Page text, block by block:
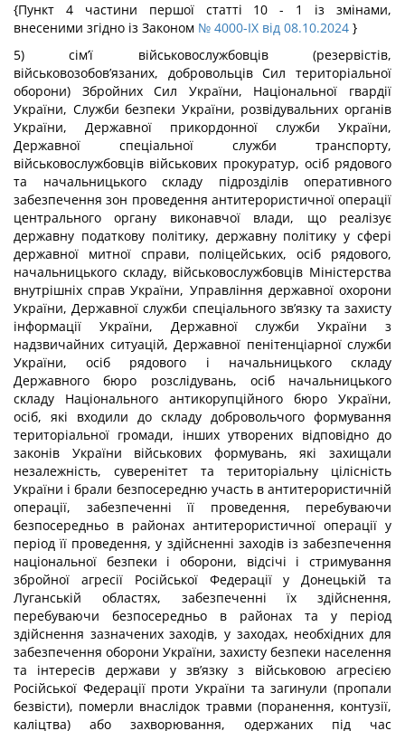
{Пункт 4 частини першої статті 10 - 1 із змінами,
внесеними згідно із Законом № 4000-IX від 08.10.2024 }
5) сім’ї військовослужбовців (резервістів,
військовозобов’язаних, добровольців Сил територіальної
оборони) Збройних Сил України, Національної гвардії
України, Служби безпеки України, розвідувальних органів
України, Державної прикордонної служби України,
Державної спеціальної служби транспорту,
військовослужбовців військових прокуратур, осіб рядового
та начальницького складу підрозділів оперативного
забезпечення зон проведення антитерористичної операції
центрального органу виконавчої влади, що реалізує
державну податкову політику, державну політику у сфері
державної митної справи, поліцейських, осіб рядового,
начальницького складу, військовослужбовців Міністерства
внутрішніх справ України, Управління державної охорони
України, Державної служби спеціального зв’язку та захисту
інформації України, Державної служби України з
надзвичайних ситуацій, Державної пенітенціарної служби
України, осіб рядового і начальницького складу
Державного бюро розслідувань, осіб начальницького
складу Національного антикорупційного бюро України,
осіб, які входили до складу добровольчого формування
територіальної громади, інших утворених відповідно до
законів України військових формувань, які захищали
незалежність, суверенітет та територіальну цілісність
України і брали безпосередню участь в антитерористичній
операції, забезпеченні її проведення, перебуваючи
безпосередньо в районах антитерористичної операції у
період її проведення, у здійсненні заходів із забезпечення
національної безпеки і оборони, відсічі і стримування
збройної агресії Російської Федерації у Донецькій та
Луганській областях, забезпеченні їх здійснення,
перебуваючи безпосередньо в районах та у період
здійснення зазначених заходів, у заходах, необхідних для
забезпечення оборони України, захисту безпеки населення
та інтересів держави у зв’язку з військовою агресією
Російської Федерації проти України та загинули (пропали
безвісти), померли внаслідок травми (поранення, контузії,
каліцтва) або захворювання, одержаних під час